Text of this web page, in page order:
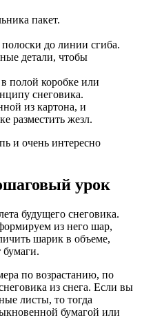
пакет.
полоски до линии сгиба.
детали, чтобы
полой коробке или
снеговика.
из картона, и
разместить жезл.
и очень интересно
урок
будущего снеговика.
из него шар,
шарик в объеме,
бумаги.
по возрастанию, по
из снега. Если вы
листы, то тогда
бумагой или